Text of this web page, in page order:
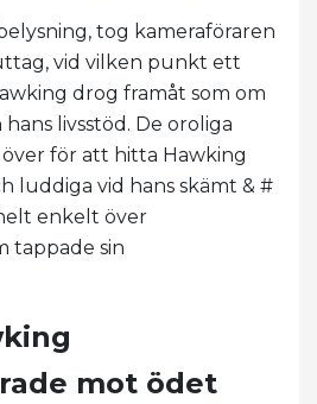
tog kameraföraren
vid vilken punkt ett
drog framåt som om
livsstöd. De oroliga
för att hitta Hawking
luddiga vid hans skämt & #
enkelt över
tappade sin
mot ödet